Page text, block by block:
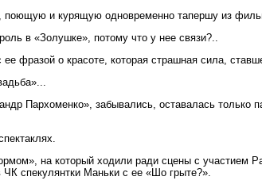
и курящую одновременно тапершу из
в «Золушке», потому что у нее связи?..
фразой о красоте, которая страшная сила,
Пархоменко», забывались, оставалась только
на который ходили ради сцены с участием
спекулянтки Маньки с ее «Шо грыте?».